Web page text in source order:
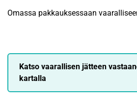
Omassa pakkauksessaan
Katso vaarallisen jätteen
kartalla